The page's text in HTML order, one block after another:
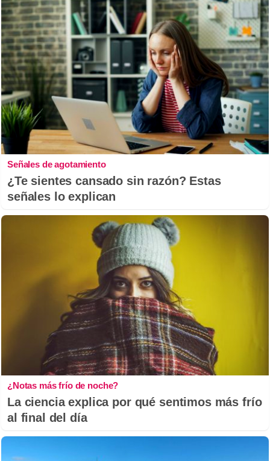
Señales de agotamiento
¿Te sientes cansado sin razón? Estas
señales lo explican
¿Notas más frío de noche?
La ciencia explica por qué sentimos más frío
al final del día